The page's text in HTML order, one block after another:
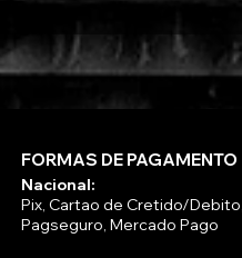
FORMAS DE PAGAMENTO
Nacional:
Pix, Cartao de Cretido/Debito,
Pagseguro, Mercado Pago